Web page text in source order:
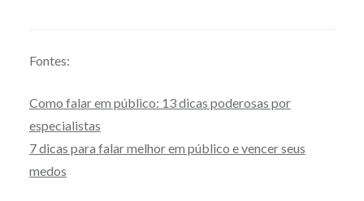
Fontes:
Como falar em público: 13 dicas poderosas por
especialistas
7 dicas para falar melhor em público e vencer seus
medos